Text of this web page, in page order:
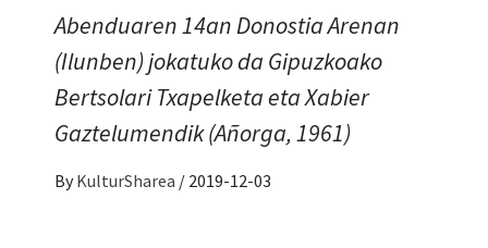
Abenduaren 14an Donostia Arenan
(Ilunben) jokatuko da Gipuzkoako
Bertsolari Txapelketa eta Xabier
Gaztelumendik (Añorga, 1961)
By KulturSharea / 2019-12-03